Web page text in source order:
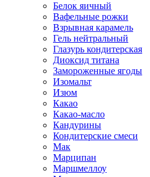
Белок яичный
Вафельные рожки
Взрывная карамель
Гель нейтральный
Глазурь кондитерская
Диоксид титана
Замороженные ягоды
Изомальт
Изюм
Какао
Какао-масло
Кандурины
Кондитерские смеси
Мак
Марципан
Маршмеллоу